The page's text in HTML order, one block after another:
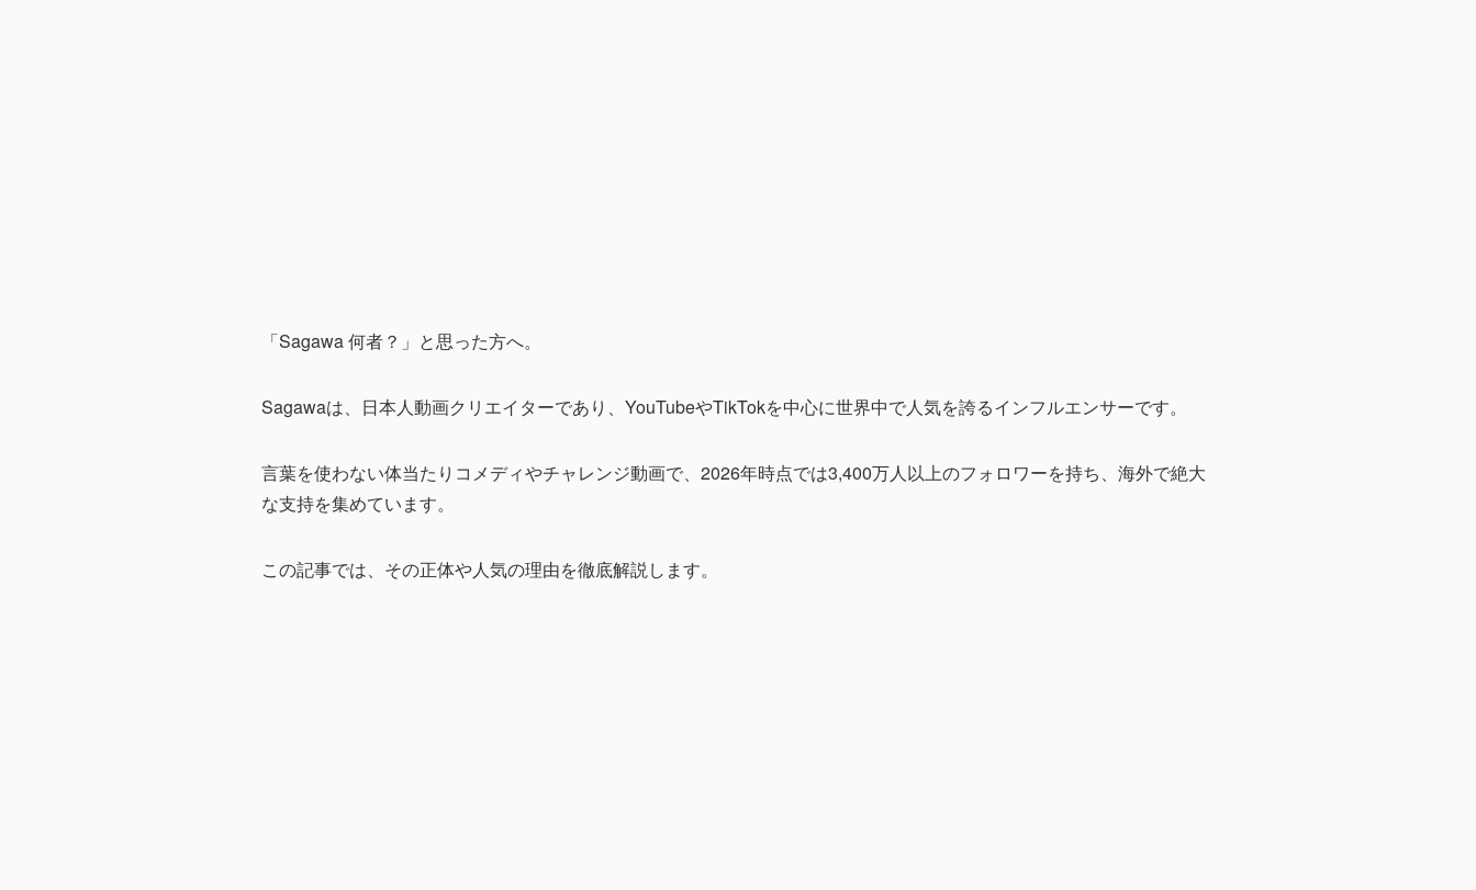
「Sagawa 何者？」と思った方へ。
Sagawaは、日本人動画クリエイターであり、YouTubeやTikTokを中心に世界中で人気を誇るインフルエンサーです。
言葉を使わない体当たりコメディやチャレンジ動画で、2026年時点では3,400万人以上のフォロワーを持ち、海外で絶大
な支持を集めています。
この記事では、その正体や人気の理由を徹底解説します。